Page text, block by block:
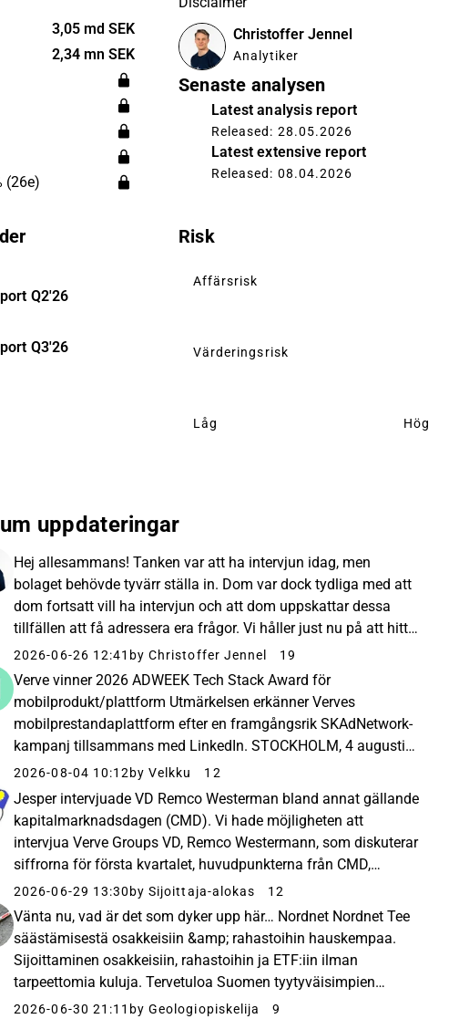
och byråer som
programmatisk
marknadsföring.
på flera
Bolaget
sitt
Sverige.
3,05 md SEK
2,34 mn SEK
(26e)
Christoffer Jennel
Analytiker
Senaste analysen
Latest analysis report
Released: 28.05.2026
Latest extensive report
Released: 08.04.2026
Q2'26
Q3'26
Risk
Affärsrisk
Värderingsrisk
Låg Hög
uppdateringar
Hej allesammans! Tanken var att ha intervjun idag, men
bolaget behövde tyvärr ställa in. Dom var dock tydliga med att
dom fortsatt vill ha intervjun och att dom uppskattar dessa
tillfällen att få adressera era frågor. Vi håller just nu på att hitta
en ny tid i närtid. So, stay tuned
2026-06-26 12:41 by Christoffer Jennel 19
Verve vinner 2026 ADWEEK Tech Stack Award för
mobilprodukt/plattform Utmärkelsen erkänner Verves
mobilprestandaplattform efter en framgångsrik SKAdNetwork-
kampanj tillsammans med LinkedIn. STOCKHOLM, 4 augusti
2026 – Verve meddelade idag att de har utsetts till vinnare av
2026 ADWEEK...
2026-08-04 10:12 by Velkku 12
Jesper intervjuade VD Remco Westerman bland annat gällande
kapitalmarknadsdagen (CMD). Vi hade möjligheten att
intervjua Verve Groups VD, Remco Westermann, som diskuterar
siffrorna för första kvartalet, huvudpunkterna från CMD,
kassaflödessituationen och utsikterna för resten av ...
2026-06-29 13:30 by Sijoittaja-alokas 12
Vänta nu, vad är det som dyker upp här… Nordnet Nordnet Tee
säästämisestä osakkeisiin &amp; rahastoihin hauskempaa.
Sijoittaminen osakkeisiin, rahastoihin ja ETF:iin ilman
tarpeettomia kuluja. Tervetuloa Suomen tyytyväisimpien
sijoittajien joukkoon! Avaa tili jo tänään! Och hoppsan! ...
2026-06-30 21:11 by Geologiopiskelija 9